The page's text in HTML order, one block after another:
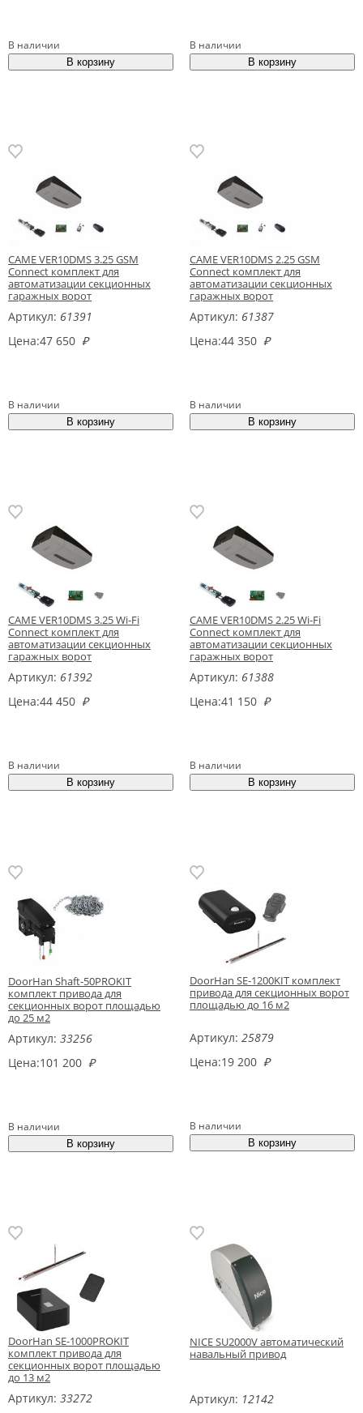
В наличии В наличии
CAME VER10DMS 3.25 GSM
Connect комплект для
автоматизации секционных
гаражных ворот
Артикул: 61391
Цена:47 650 ₽
В наличии
CAME VER10DMS 2.25 GSM
Connect комплект для
автоматизации секционных
гаражных ворот
Артикул: 61387
Цена:44 350 ₽
В наличии
CAME VER10DMS 3.25 Wi-Fi
Connect комплект для
автоматизации секционных
гаражных ворот
Артикул: 61392
Цена:44 450 ₽
В наличии
CAME VER10DMS 2.25 Wi-Fi
Connect комплект для
автоматизации секционных
гаражных ворот
Артикул: 61388
Цена:41 150 ₽
В наличии
DoorHan Shaft-50PROKIT
комплект привода для
секционных ворот площадью
до 25 м2
Артикул: 33256
Цена:101 200 ₽
В наличии
DoorHan SE-1200KIT комплект
привода для секционных ворот
площадью до 16 м2
Артикул: 25879
Цена:19 200 ₽
В наличии
DoorHan SE-1000PROKIT
комплект привода для
секционных ворот площадью
до 13 м2
Артикул: 33272
NICE SU2000V автоматический
навальный привод
Артикул: 12142